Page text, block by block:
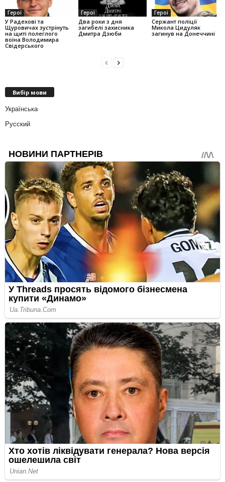
Герої
У Радехові та
Щуровичах зустрінуть
на щиті полеглого
воїна Володимира
Свідерського
Герої
Два роки з дня
загибелі захисника
Дмитра Дзюби
Герої
Сержант поліції
Микола Цидуляк
загинув на Донеччині
Вибір мови
Українська
Русский